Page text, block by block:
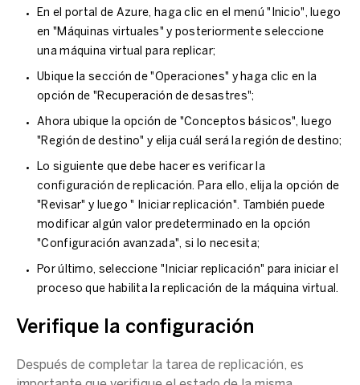
En el portal de Azure, haga clic en el menú "Inicio", luego
en " Máquinas virtuales " y posteriormente seleccione
unamáquina virtual para replicar;
Ubique la sección de "Operaciones" y haga clic en la
opción de " Recuperación de desastres";
Ahora ubique la opción de "Conceptos básicos", luego
"Región de destino" y elija cuál será la región de destino;
Lo siguiente que debe hacer es verificar la
configuración de replicación. Para ello, elija la opción de
"Revisar" y luego " Iniciar replicación". También puede
modificar algún valor predeterminado en la opción
"Configuración avanzada", si lo necesita;
Por último, seleccione "Iniciar replicación" para iniciar el
proceso que habilita la replicación de la máquina virtual.
Verifique la configuración
Después de completar la tarea de replicación, es